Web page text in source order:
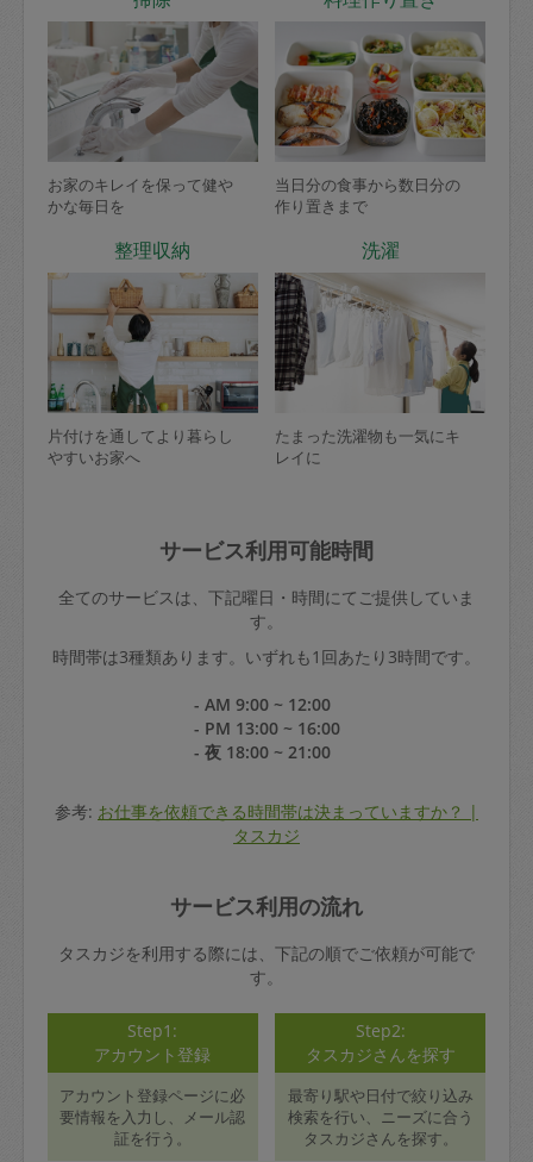
お家のキレイを保って健や
かな毎日を
当日分の食事から数日分の
作り置きまで
整理収納
片付けを通してより暮らし
やすいお家へ
洗濯
たまった洗濯物も一気にキ
レイに
サービス利用可能時間
全てのサービスは、下記曜日・時間にてご提供していま
す。
時間帯は3種類あります。いずれも1回あたり3時間です。
- AM 9:00 ~ 12:00
- PM 13:00 ~ 16:00
- 夜 18:00 ~ 21:00
参考: お仕事を依頼できる時間帯は決まっていますか？ |
タスカジ
サービス利用の流れ
タスカジを利用する際には、下記の順でご依頼が可能で
す。
Step1:
アカウント登録
アカウント登録ページに必
要情報を入力し、メール認
証を行う。
Step2:
タスカジさんを探す
最寄り駅や日付で絞り込み
検索を行い、ニーズに合う
タスカジさんを探す。